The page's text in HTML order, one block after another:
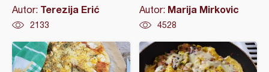
Autor: Terezija Erić
2133
Autor: Marija Mirkovic
4528